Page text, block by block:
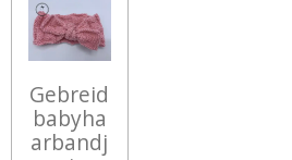
Gebreid
babyha
arbandj